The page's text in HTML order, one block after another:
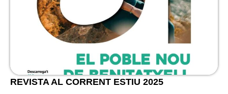
REVISTA AL CORRENT ESTIU 2025